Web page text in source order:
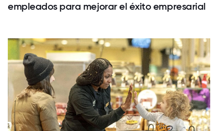
empleados para mejorar el éxito empresarial